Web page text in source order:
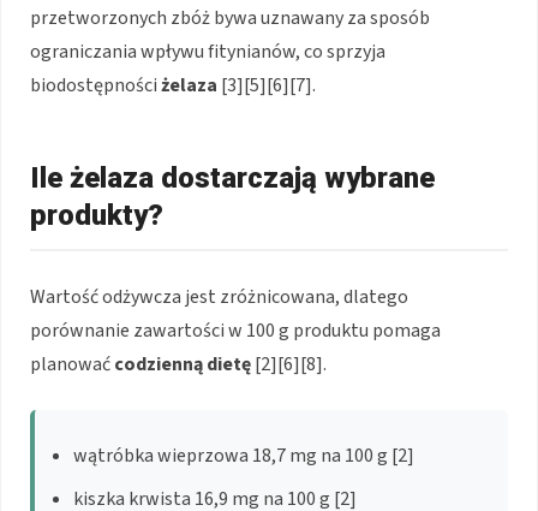
przetworzonych zbóż bywa uznawany za sposób
ograniczania wpływu fitynianów, co sprzyja
biodostępnościżelaza [3][5][6][7].
Ile żelaza dostarczają wybrane
produkty?
Wartość odżywcza jest zróżnicowana, dlatego
porównanie zawartości w 100 g produktu pomaga
planowaćcodzienną dietę[2][6][8].
wątróbka wieprzowa 18,7 mg na 100 g [2]
kiszka krwista 16,9 mg na 100 g [2]